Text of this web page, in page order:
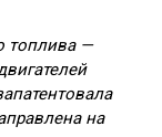
топлива —
на